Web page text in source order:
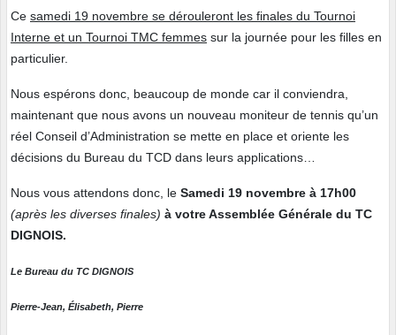
Ce samedi 19 novembre se dérouleront les finales du Tournoi
Interne et un Tournoi TMC femmes sur la journée pour les filles en
particulier.
Nous espérons donc, beaucoup de monde car il conviendra,
maintenant que nous avons un nouveau moniteur de tennis qu’un
réel Conseil d’Administration se mette en place et oriente les
décisions du Bureau du TCD dans leurs applications…
Nous vous attendons donc, le Samedi 19 novembre à 17h00
(après les diverses finales) à votre Assemblée Générale du TC
DIGNOIS.
Le Bureau du TC DIGNOIS
Pierre-Jean, Élisabeth, Pierre